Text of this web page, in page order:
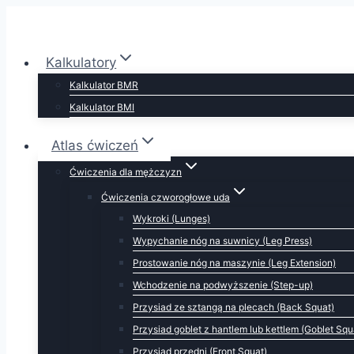
treści
Kalkulatory
Kalkulator BMR
Kalkulator BMI
Atlas ćwiczeń
Ćwiczenia dla mężczyzn
Ćwiczenia czworogłowe uda
Wykroki (Lunges)
Wypychanie nóg na suwnicy (Leg Press)
Prostowanie nóg na maszynie (Leg Extension)
Wchodzenie na podwyższenie (Step-up)
Przysiad ze sztangą na plecach (Back Squat)
Przysiad goblet z hantlem lub kettlem (Goblet
Przysiad przedni (Front Squat)